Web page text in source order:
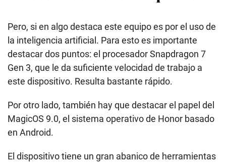
Pero, si en algo destaca este equipo es por el uso de
la inteligencia artificial. Para esto es importante
destacar dos puntos: el procesador Snapdragon 7
Gen 3, que le da suficiente velocidad de trabajo a
este dispositivo. Resulta bastante rápido.
Por otro lado, también hay que destacar el papel del
MagicOS 9.0, el sistema operativo de Honor basado
en Android.
El dispositivo tiene un gran abanico de herramientas